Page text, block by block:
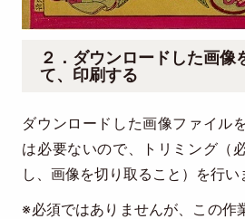
２．ダウンロードした画像
て、印刷する
ダウンロードした画像ファイル
は必要ないので、トリミング（
し、画像を切り取ること）を行い
※必須ではありませんが、この作